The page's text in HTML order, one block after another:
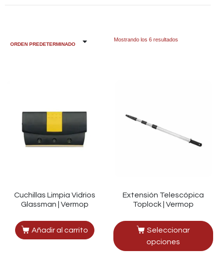
Mostrando los 6 resultados
Cuchillas Limpia Vidrios
Glassman | Vermop
Añadir al carrito
Extensión Telescópica
Toplock | Vermop
Seleccionar
opciones